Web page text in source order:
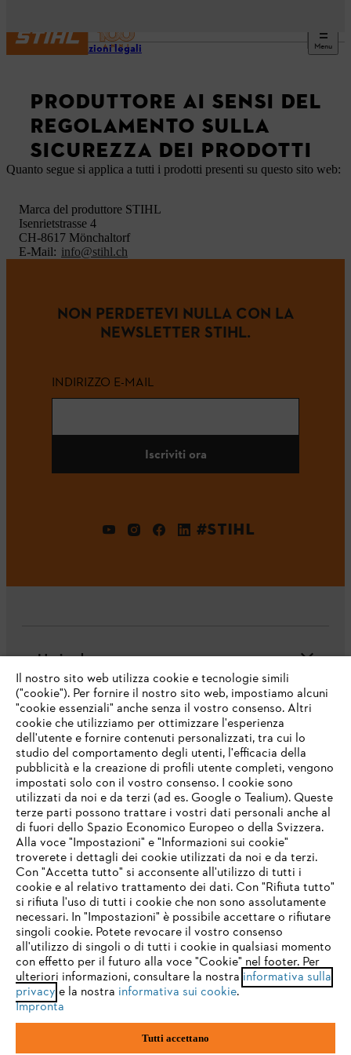
Menu
Informazioni legali
PRODUTTORE AI SENSI DEL
REGOLAMENTO SULLA
SICUREZZA DEI PRODOTTI
Quanto segue si applica a tutti i prodotti presenti su questo sito web:
Marca del produttore STIHL
Isenrietstrasse 4
CH-8617 Mönchaltorf
E-Mail: info@stihl.ch
NON PERDETEVI NULLA CON LA
NEWSLETTER STIHL.
INDIRIZZO E-MAIL
Iscriviti ora
#STIHL
L'azienda
Domande frequenti
Assistenza
Protezione dati Nota legale Cookies
Informazioni legali
STIHL VERTRIEBS AG, 8617 Mönchaltorf
IHR BROWSER WIRD NICHT
UNTERSTÜTZT
Sie nutzen einen Browser, den wir noch nicht unterstützen. Für
eine optimale Nutzung unserer Seite empfehlen wir Ihnen, zu
einem der folgenden Browser zu wechseln:
firefox chrome
safari edge
Il nostro sito web utilizza cookie e tecnologie simili
("cookie"). Per fornire il nostro sito web, impostiamo alcuni
"cookie essenziali" anche senza il vostro consenso. Altri
cookie che utilizziamo per ottimizzare l'esperienza
dell'utente e fornire contenuti personalizzati, tra cui lo
studio del comportamento degli utenti, l'efficacia della
pubblicità e la creazione di profili utente completi, vengono
impostati solo con il vostro consenso. I cookie sono
utilizzati da noi e da terzi (ad es. Google o Tealium). Queste
terze parti possono trattare i vostri dati personali anche al
di fuori dello Spazio Economico Europeo o della Svizzera.
Alla voce "Impostazioni" e "Informazioni sui cookie"
troverete i dettagli dei cookie utilizzati da noi e da terzi.
Con "Accetta tutto" si acconsente all'utilizzo di tutti i
cookie e al relativo trattamento dei dati. Con "Rifiuta tutto"
si rifiuta l'uso di tutti i cookie che non sono assolutamente
necessari. In "Impostazioni" è possibile accettare o rifiutare
singoli cookie. Potete revocare il vostro consenso
all'utilizzo di singoli o di tutti i cookie in qualsiasi momento
con effetto per il futuro alla voce "Cookie" nel footer. Per
ulteriori informazioni, consultare la nostra informativa sulla
privacy e la nostra informativa sui cookie.
Impronta
Tutti accettano